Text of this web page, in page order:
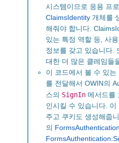
시스템이므로 응용 프
ClaimsIdentity 개체를
해줘야 합니다.
있는 특정 역할 등, 사
정보를 갖고 있습니다.
대한 더 많은 클레임들
이 코드에서 볼 수 있
를 전달해서 OWIN의
스의 SignIn 메서드를
인시킬 수 있습니다.
주고 쿠키도 생성해줍
의 FormsAuthentication